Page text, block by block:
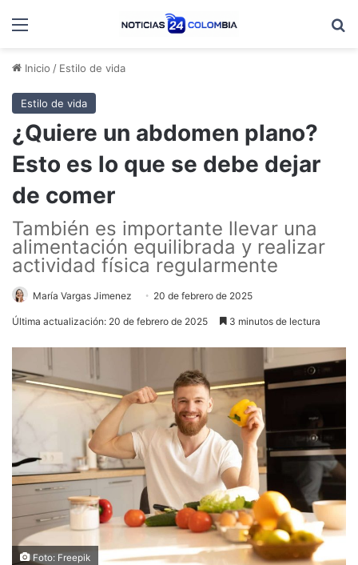
Menú
Inicio / Estilo de vida
Estilo de vida
¿Quiere un abdomen plano?
Esto es lo que se debe dejar
de comer
También es importante llevar una
alimentación equilibrada y realizar
actividad física regularmente
María Vargas Jimenez 20 de febrero de 2025
Última actualización: 20 de febrero de 2025 3 minutos de lectura
Foto: Freepik